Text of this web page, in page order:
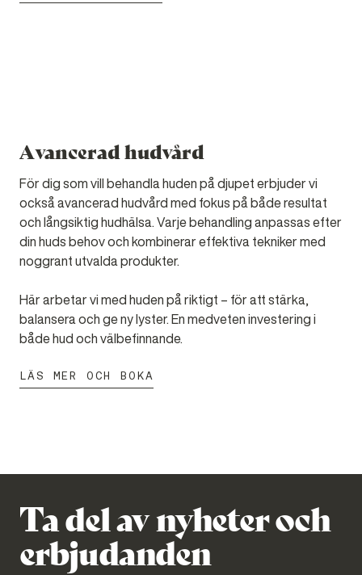
Avancerad hudvård
För dig som vill behandla huden på djupet erbjuder vi
också avancerad hudvård med fokus på både resultat
och långsiktig hudhälsa. Varje behandling anpassas efter
din huds behov och kombinerar effektiva tekniker med
noggrant utvalda produkter.
Här arbetar vi med huden på riktigt – för att stärka,
balansera och ge ny lyster. En medveten investering i
både hud och välbefinnande.
LÄS MER OCH BOKA
Ta del av nyheter och
erbjudanden